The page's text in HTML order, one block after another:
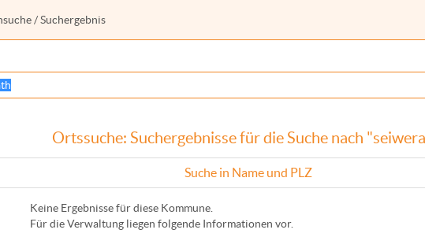
/ Suchergebnis
Ortssuche: Suchergebnisse für die Suche nach
Suche in Name und PLZ
Keine Ergebnisse für diese Kommune.
Für die Verwaltung liegen folgende Informationen vor.